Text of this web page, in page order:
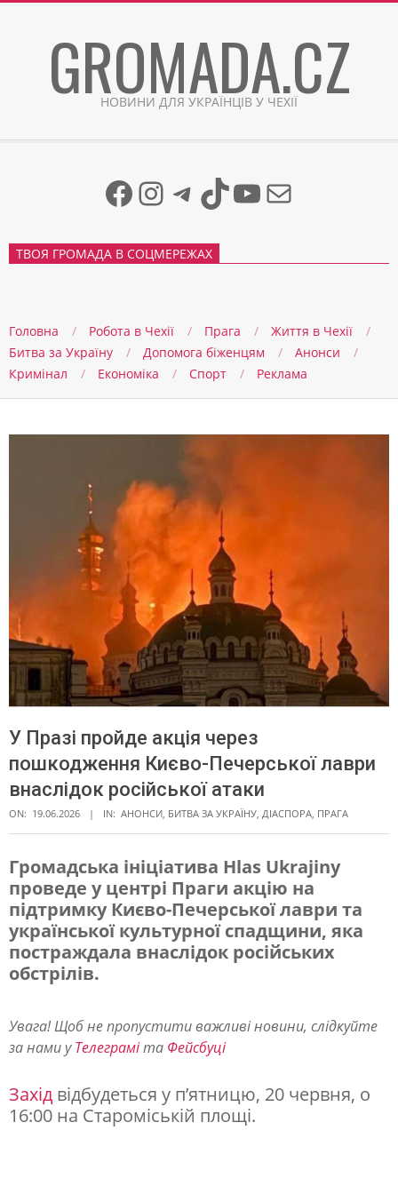
GROMADA.CZ
НОВИНИ ДЛЯ УКРАЇНЦІВ У ЧЕХІЇ
Facebook
Instagram
Telegram
TikTok
YouTube
Mail
ТВОЯ ГРОМАДА В СОЦМЕРЕЖАХ
Головна Робота в Чехії Прага
Життя в Чеxії
Битва за Україну
Допомога біженцям
Анонси
Кримінал
Економіка Спорт Реклама
У Празі пройде акція через
пошкодження Києво-Печерської лаври
внаслідок російської атаки
ON: 19.06.2026 IN: АНОНСИ БИТВА ЗА УКРАЇНУ ДІАСПОРА ПРАГА
У
П
р
а
і
р
о
Громадська ініціатива Hlas Ukrajiny
проведе у центрі Праги акцію на
підтримку Києво-Печерської лаври та
української культурної спадщини, яка
постраждала внаслідок російських
обстрілів.
Увага! Щоб не пропустити важливі новини, слідкуйте
за нами уТелеграміта Фейсбуці
Захід відбудеться у п’ятницю, 20 червня, о
16:00 на Староміській площі.